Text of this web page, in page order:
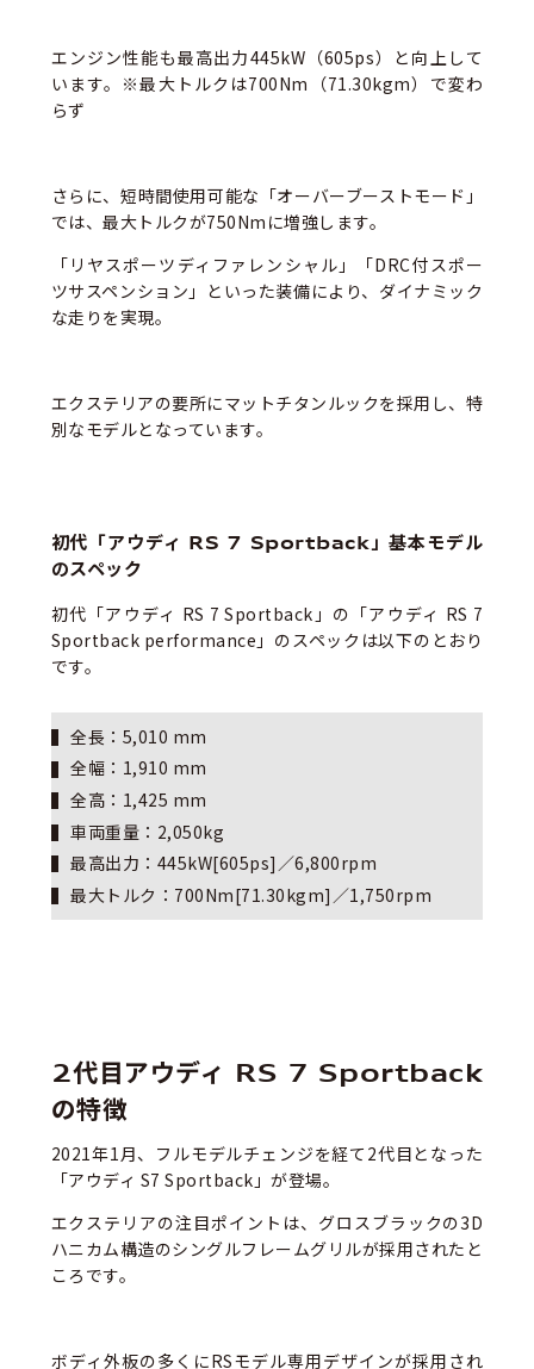
エンジン性能も最高出力445kW（605ps）と向上して
います。※最大トルクは700Nm（71.30kgm）で変わ
らず
さらに、短時間使用可能な「オーバーブーストモード」
では、最大トルクが750Nmに増強します。
「リヤスポーツディファレンシャル」「DRC付スポー
ツサスペンション」といった装備により、ダイナミック
な走りを実現。
エクステリアの要所にマットチタンルックを採用し、特
別なモデルとなっています。
初代「アウディ RS 7 Sportback」基本モデル
のスペック
初代「アウディ RS 7 Sportback」の「アウディ RS 7
Sportback performance」のスペックは以下のとおり
です。
全長：5,010 mm
全幅：1,910 mm
全高：1,425 mm
車両重量：2,050kg
最高出力：445kW[605ps]／6,800rpm
最大トルク：700Nm[71.30kgm]／1,750rpm
2代目アウディ RS 7 Sportback
の特徴
2021年1月、フルモデルチェンジを経て2代目となった
「アウディ S7 Sportback」が登場。
エクステリアの注目ポイントは、グロスブラックの3D
ハニカム構造のシングルフレームグリルが採用されたと
ころです。
ボディ外板の多くにRSモデル専用デザインが採用され